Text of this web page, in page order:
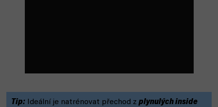
Tip: Ideální je natrénovat přechod z plynulých inside